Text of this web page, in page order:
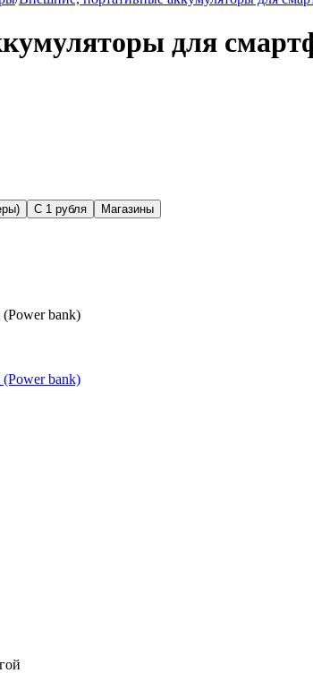
для
С 1 рубля Магазины
bank)
bank)